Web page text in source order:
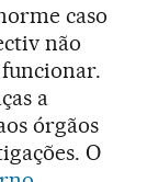
caso
não
a
órgãos
O